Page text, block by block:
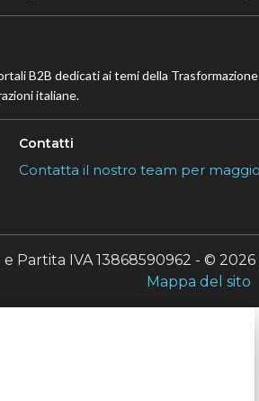
B2B dedicati ai temi della
italiane.
Contatti
Contatta il nostro team per
Partita IVA 13868590962 - © 2026
Mappa del sito